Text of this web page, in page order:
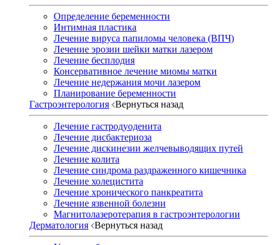
Определение беременности
Интимная пластика
Лечение вируса папиломы человека (ВПЧ)
Лечение эрозии шейки матки лазером
Лечение бесплодия
Консервативное лечение миомы матки
Лечение недержания мочи лазером
Планирование беременности
Гастроэнтерология Вернуться назад
Лечение гастродуоденита
Лечение дисбактериоза
Лечение дискинезии желчевыводящих путей
Лечение колита
Лечение синдрома раздраженного кишечника
Лечение холецистита
Лечение хронического панкреатита
Лечение язвенной болезни
Магнитолазеротерапия в гастроэнтерологии
Дерматология Вернуться назад